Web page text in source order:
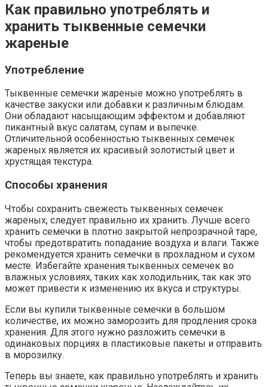
Как правильно употреблять и
хранить тыквенные семечки
жареные
Употребление
Тыквенные семечки жареные можно употреблять в
качестве закуски или добавки к различным блюдам.
Они обладают насыщающим эффектом и добавляют
пикантный вкус салатам, супам и выпечке.
Отличительной особенностью тыквенных семечек
жареных является их красивый золотистый цвет и
хрустящая текстура.
Способы хранения
Чтобы сохранить свежесть тыквенных семечек
жареных, следует правильно их хранить. Лучше всего
хранить семечки в плотно закрытой непрозрачной таре,
чтобы предотвратить попадание воздуха и влаги. Также
рекомендуется хранить семечки в прохладном и сухом
месте. Избегайте хранения тыквенных семечек во
влажных условиях, таких как холодильник, так как это
может привести к изменению их вкуса и структуры.
Если вы купили тыквенные семечки в большом
количестве, их можно заморозить для продления срока
хранения. Для этого нужно разложить семечки в
одинаковых порциях в пластиковые пакеты и отправить
в морозилку.
Теперь вы знаете, как правильно употреблять и хранить